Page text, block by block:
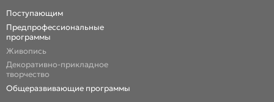
Поступающим
Предпрофессиональные
программы
Живопись
Декоративно-прикладное
творчество
Общеразвивающие программы